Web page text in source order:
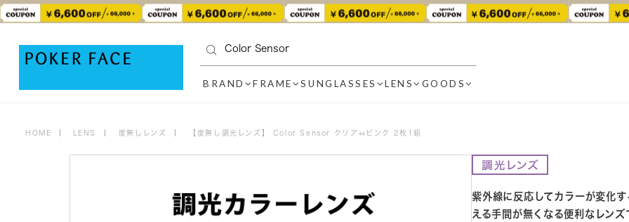
BRAND FRAME SUNGLASSES LENS GOODS
HOME LENS 度無しレンズ 【度無し調光レンズ】 Color Sensor クリア⇔ピンク 2枚1組
紫外線に反応してカラーが変化
える手間が無くなる便利なレンズ